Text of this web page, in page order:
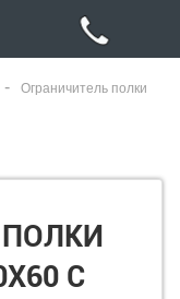
-
Ограничитель полки
С